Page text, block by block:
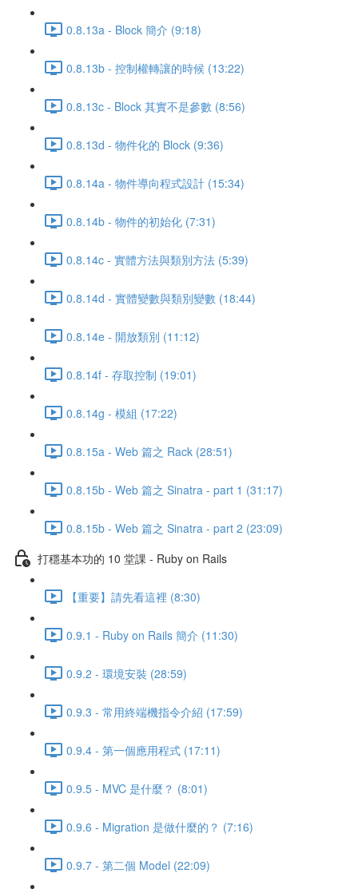
0.8.13a - Block 簡介 (9:18)
0.8.13b - 控制權轉讓的時候 (13:22)
0.8.13c - Block 其實不是參數 (8:56)
0.8.13d - 物件化的 Block (9:36)
0.8.14a - 物件導向程式設計 (15:34)
0.8.14b - 物件的初始化 (7:31)
0.8.14c - 實體方法與類別方法 (5:39)
0.8.14d - 實體變數與類別變數 (18:44)
0.8.14e - 開放類別 (11:12)
0.8.14f - 存取控制 (19:01)
0.8.14g - 模組 (17:22)
0.8.15a - Web 篇之 Rack (28:51)
0.8.15b - Web 篇之 Sinatra - part 1 (31:17)
0.8.15b - Web 篇之 Sinatra - part 2 (23:09)
打穩基本功的 10 堂課 - Ruby on Rails
【重要】請先看這裡 (8:30)
0.9.1 - Ruby on Rails 簡介 (11:30)
0.9.2 - 環境安裝 (28:59)
0.9.3 - 常用終端機指令介紹 (17:59)
0.9.4 - 第一個應用程式 (17:11)
0.9.5 - MVC 是什麼？ (8:01)
0.9.6 - Migration 是做什麼的？ (7:16)
0.9.7 - 第二個 Model (22:09)